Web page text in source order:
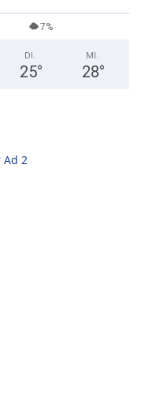
7%
DI.
25°
MI.
28°